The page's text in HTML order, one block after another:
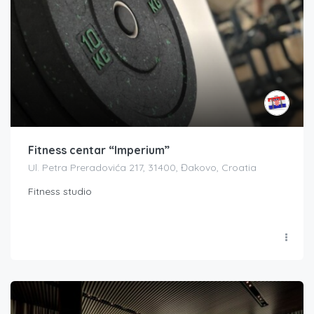
Fitness centar “Imperium”
Ul. Petra Preradovića 217, 31400, Đakovo, Croatia
Fitness studio